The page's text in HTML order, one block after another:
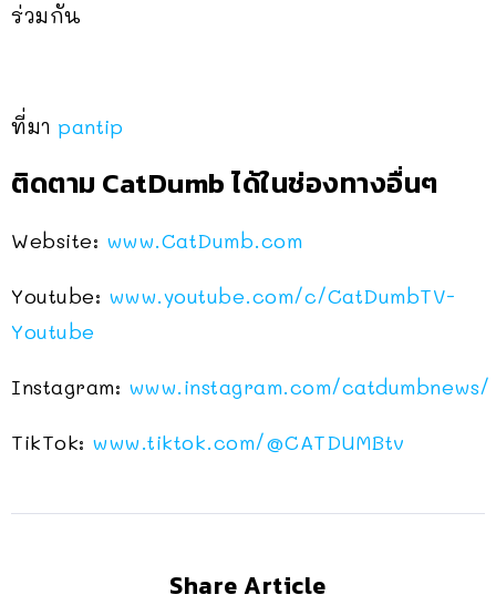
ร่วมกัน
ที่มา pantip
ติดตาม CatDumb ได้ในช่องทางอื่นๆ
Website: www.CatDumb.com
Youtube: www.youtube.com/c/CatDumbTV-
Youtube
Instagram: www.instagram.com/catdumbnews/
TikTok: www.tiktok.com/@CATDUMBtv
Share Article